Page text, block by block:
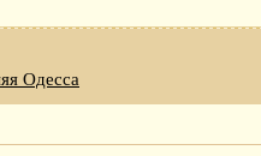
Одесса